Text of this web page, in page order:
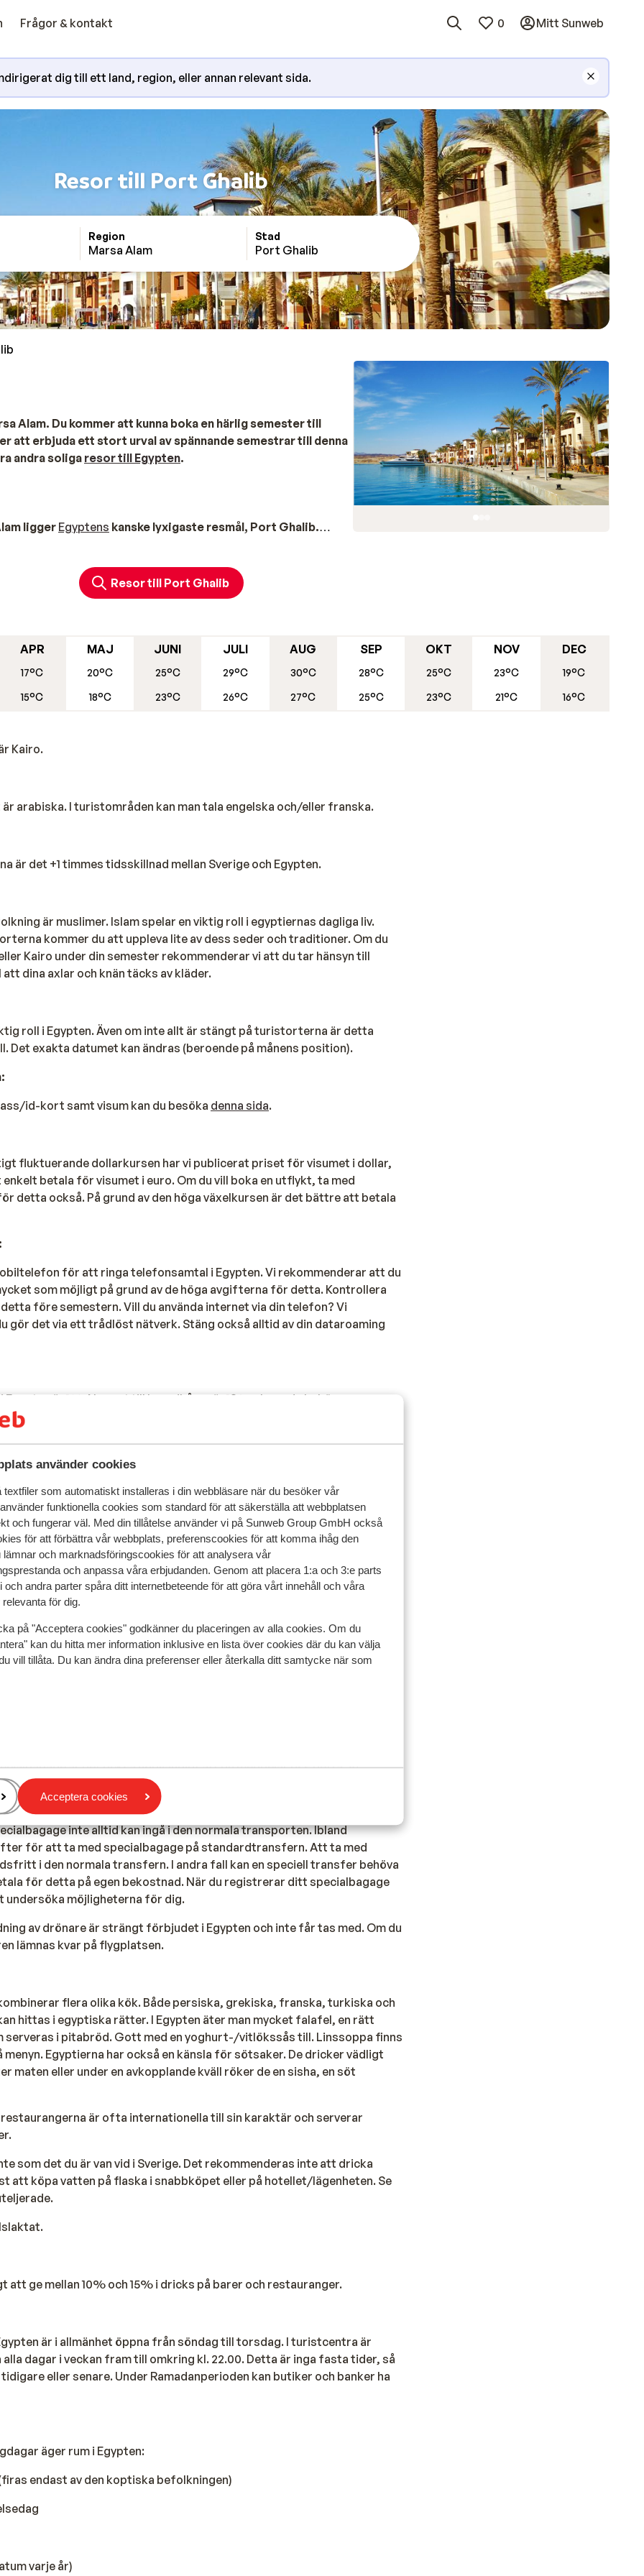
använder cookies
textfiler som automatiskt installeras i din webbläsare när du besöker vår
funktionella cookies som standard för att säkerställa att webbplatsen
och fungerar väl. Med din tillåtelse använder vi på Sunweb Group GmbH också
för att förbättra vår webbplats, preferenscookies för att komma ihåg den
lämnar och marknadsföringscookies för att analysera vår
och anpassa våra erbjudanden. Genom att placera 1:a och 3:e parts
andra parter spåra ditt internetbeteende för att göra vårt innehåll och våra
för dig.
på "Acceptera cookies" godkänner du placeringen av alla cookies. Om du
kan du hitta mer information inklusive en lista över cookies där du kan välja
vill tillåta. Du kan ändra dina preferenser eller återkalla ditt samtycke när som
Acceptera cookies
Frågor & kontakt 0 Mitt Sunweb
dig till ett land, region, eller annan relevant sida.
Resor till Port Ghalib
Region
Marsa Alam
Stad
Port Ghalib
Alam. Du kommer att kunna boka en härlig semester till
att erbjuda ett stort urval av spännande semestrar till denna
andra soliga resor till Egypten.
ligger Egyptens kanske lyxigaste resmål, Port Ghalib.
åren. Låt dig förbluffas av de färgglada taken och de
och uppleva undervattensvärlden. Den kristallklara lagunen som
i världen. Här kan du inte bara hitta ett vackert korallrev, utan
till att du tar med dig dykglasögonen!
är också omgiven av en öken och är definitivt värd ett
du vill uppleva den äkta 1001 natt-känslan kan du boka en tur
definitivt inte missa på din semester i Port Ghalib!
åka till sjukhuset i Marsa Alam eller Hurghada för att
behandlingar som till exempel maginfluensa. Bra att veta är
alltid tänka med dig. Om du är osäker rekommenderar vi att
Resor till Port Ghalib
APR
17°C
15°C
MAJ
20°C
18°C
JUNI
25°C
23°C
JULI
29°C
26°C
AUG
30°C
27°C
SEP
28°C
25°C
OKT
25°C
23°C
NOV
23°C
21°C
DEC
19°C
16°C
Kairo.
arabiska. I turistområden kan man tala engelska och/eller franska.
är det +1 timmes tidsskillnad mellan Sverige och Egypten.
är muslimer. Islam spelar en viktig roll i egyptiernas dagliga liv.
kommer du att uppleva lite av dess seder och traditioner. Om du
Kairo under din semester rekommenderar vi att du tar hänsyn till
dina axlar och knän täcks av kläder.
roll i Egypten. Även om inte allt är stängt på turistorterna är detta
Det exakta datumet kan ändras (beroende på månens position).
id-kort samt visum kan du besöka denna sida.
fluktuerande dollarkursen har vi publicerat priset för visumet i dollar,
enkelt betala för visumet i euro. Om du vill boka en utflykt, ta med
detta också. På grund av den höga växelkursen är det bättre att betala
för att ringa telefonsamtal i Egypten. Vi rekommenderar att du
som möjligt på grund av de höga avgifterna för detta. Kontrollera
före semestern. Vill du använda internet via din telefon? Vi
gör det via ett trådlöst nätverk. Stäng också alltid av din dataroaming
är 122. Numret till brandkåren är 180 och om du behöver en
kan du ange detta under onlinebokningen. Om du anger detta
kontaktad av en anställd på Contact Centre efter bokningen.
att gå igenom proceduren med dig.
över ovanligt bagage som du kan ta med dig:
wakeboard
är det också nödvändigt att du meddelar oss detta. Vi
ditt specialbagage åt dig för överföring.
flygbolag än Transavia, vänligen kontakta oss för mer information.
inte alltid kan ingå i den normala transporten. Ibland
för att ta med specialbagage på standardtransfern. Att ta med
i den normala transfern. I andra fall kan en speciell transfer behöva
för detta på egen bekostnad. När du registrerar ditt specialbagage
undersöka möjligheterna för dig.
av drönare är strängt förbjudet i Egypten och inte får tas med. Om du
lämnas kvar på flygplatsen.
flera olika kök. Både persiska, grekiska, franska, turkiska och
hittas i egyptiska rätter. I Egypten äter man mycket falafel, en rätt
serveras i pitabröd. Gott med en yoghurt-/vitlökssås till. Linssoppa finns
Egyptierna har också en känsla för sötsaker. De dricker vädligt
maten eller under en avkopplande kväll röker de en sisha, en söt
är ofta internationella till sin karaktär och serverar
som det du är van vid i Sverige. Det rekommenderas inte att dricka
att köpa vatten på flaska i snabbköpet eller på hotellet/lägenheten. Se
att ge mellan 10% och 15% i dricks på barer och restauranger.
är i allmänhet öppna från söndag till torsdag. I turistcentra är
dagar i veckan fram till omkring kl. 22.00. Detta är inga fasta tider, så
eller senare. Under Ramadanperioden kan butiker och banker ha
äger rum i Egypten:
endast av den koptiska befolkningen)
varje år)